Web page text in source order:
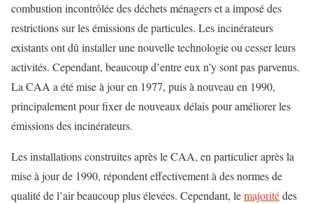
combustion incontrôlée des déchets ménagers et a imposé des
restrictions sur les émissions de particules. Les incinérateurs
existants ont dû installer une nouvelle technologie ou cesser leurs
activités. Cependant, beaucoup d’entre eux n’y sont pas parvenus.
La CAA a été mise à jour en 1977, puis à nouveau en 1990,
principalement pour fixer de nouveaux délais pour améliorer les
émissions des incinérateurs.
Les installations construites après le CAA, en particulier après la
mise à jour de 1990, répondent effectivement à des normes de
qualité de l’air beaucoup plus élevées. Cependant, lemajoritédes